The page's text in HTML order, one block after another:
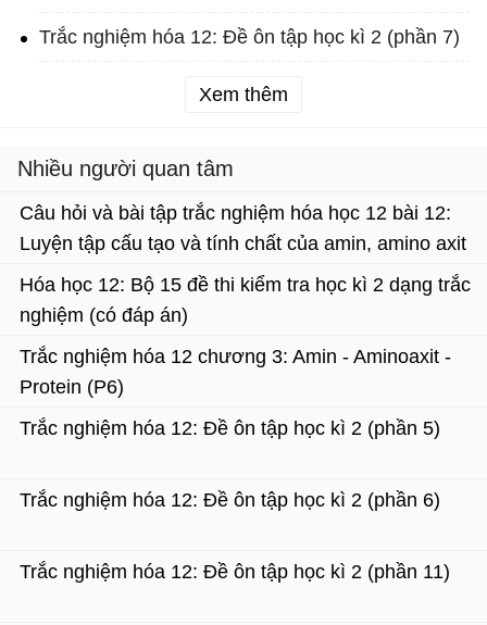
Trắc nghiệm hóa 12: Đề ôn tập học kì 2 (phần 7)
Xem thêm
Nhiều người quan tâm
Câu hỏi và bài tập trắc nghiệm hóa học 12 bài 12:
Luyện tập cấu tạo và tính chất của amin, amino axit
và protein (P1)
Hóa học 12: Bộ 15 đề thi kiểm tra học kì 2 dạng trắc
nghiệm (có đáp án)
Trắc nghiệm hóa 12 chương 3: Amin - Aminoaxit -
Protein (P6)
Trắc nghiệm hóa 12: Đề ôn tập học kì 2 (phần 5)
Trắc nghiệm hóa 12: Đề ôn tập học kì 2 (phần 6)
Trắc nghiệm hóa 12: Đề ôn tập học kì 2 (phần 11)